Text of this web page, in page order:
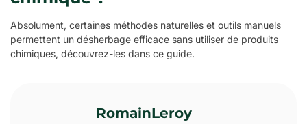
Absolument, certaines méthodes naturelles et outils manuels
permettent un désherbage efficace sans utiliser de produits
chimiques, découvrez-les dans ce guide.
RomainLeroy